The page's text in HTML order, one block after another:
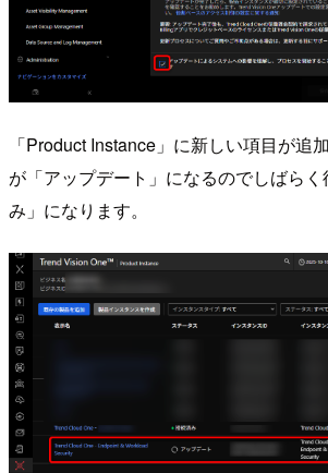
「Product Instance」に新しい項目が追
が「アップデート」になるのでしばら
み」になります。